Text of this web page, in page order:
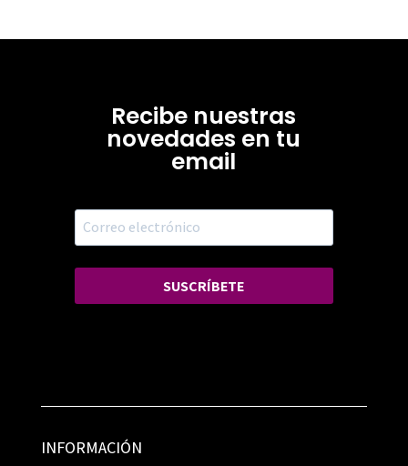
Recibe nuestras
novedades en tu
email
SUSCRÍBETE
INFORMACIÓN